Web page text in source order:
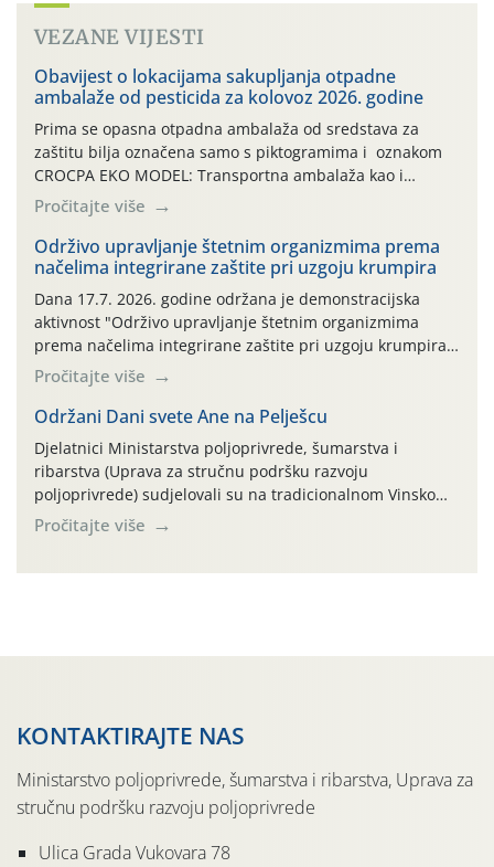
VEZANE VIJESTI
Obavijest o lokacijama sakupljanja otpadne
ambalaže od pesticida za kolovoz 2026. godine
Prima se opasna otpadna ambalaža od sredstava za
zaštitu bilja označena samo s piktogramima i oznakom
CROCPA EKO MODEL: Transportna ambalaža kao i
ambalaža drugih proizvoda koji nisu sredstva za zaštitu
bilja (npr. ambalaža od mineralnih gnojiva,) se ne
prihvaća. Korisnicima je osiguran besplatni povrat
prazne ambalaže isključivo ovih tvrtki: AGROCHEM-MAKS,
AGRONOM, ALBAUGH TKI* (PINUS […]
Pročitajte više
Održivo upravljanje štetnim organizmima prema
načelima integrirane zaštite pri uzgoju krumpira
Dana 17.7. 2026. godine održana je demonstracijska
aktivnost "Održivo upravljanje štetnim organizmima
prema načelima integrirane zaštite pri uzgoju krumpira"
na pokusnom polju "Poredje", kraj naselja Belica (ARKOD
parcela ID 2445031) (središnji dio Međimurske županije).
Pročitajte više
Održani Dani svete Ane na Pelješcu
Djelatnici Ministarstva poljoprivrede, šumarstva i
ribarstva (Uprava za stručnu podršku razvoju
poljoprivrede) sudjelovali su na tradicionalnom Vinskom
forumu, održanom 24.07.2026. godine u Domu vinarske
tradicije u Putnikovićima na poluotoku Pelješcu, u
Pročitajte više
KONTAKTIRAJTE NAS
Ministarstvo poljoprivrede, šumarstva i ribarstva, Uprava za
stručnu podršku razvoju poljoprivrede
Ulica Grada Vukovara 78